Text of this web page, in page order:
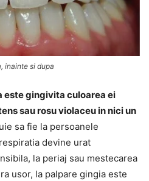
inainte si dupa
este gingivita culoarea ei
sau rosu violaceu in nici un
sa fie la persoanele
devine urat
la periaj sau mestecarea
usor, la palpare gingia este